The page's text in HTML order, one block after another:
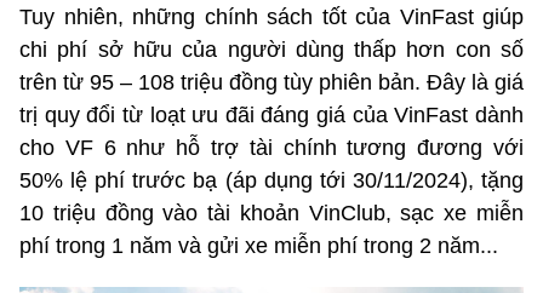
Tuy nhiên, những chính sách tốt của VinFast giúp
chi phí sở hữu của người dùng thấp hơn con số
trên từ 95 – 108 triệu đồng tùy phiên bản. Đây là giá
trị quy đổi từ loạt ưu đãi đáng giá của VinFast dành
cho VF 6 như hỗ trợ tài chính tương đương với
50% lệ phí trước bạ (áp dụng tới 30/11/2024), tặng
10 triệu đồng vào tài khoản VinClub, sạc xe miễn
phí trong 1 năm và gửi xe miễn phí trong 2 năm...